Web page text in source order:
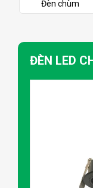
Đèn chùm
ĐÈN LED